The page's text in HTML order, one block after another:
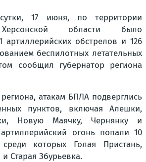
17 июня, по территории
области было
артиллерийских обстрелов и 126
беспилотных летательных
сообщил губернатор региона
атакам БПЛА подверглись
пунктов, включая Алешки,
Новую Маячку, Чернянку и
огонь попали 10
которых Голая Пристань,
Старая Збурьевка.